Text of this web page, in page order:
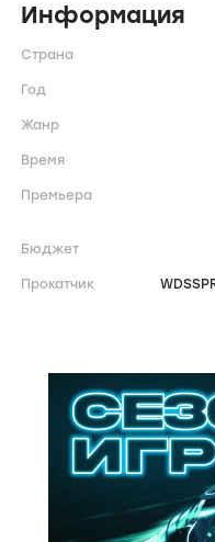
Информация
Страна
Год
Жанр
Время
Премьера
Бюджет
Прокатчик